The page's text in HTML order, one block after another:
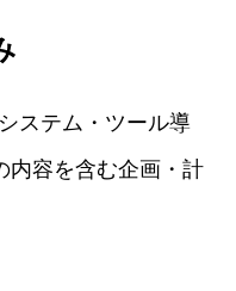
ステム・ツール導
内容を含む企画・計